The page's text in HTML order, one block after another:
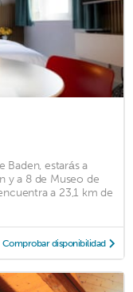
Baden, estarás a
y a 8 de Museo de
a 23,1 km de
Comprobar disponibilidad